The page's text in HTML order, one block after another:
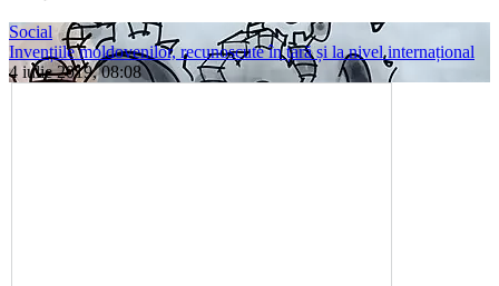
Social
Invențiile moldovenilor, recunoscute în țară și la nivel internațional
4 iulie 2019, 08:08